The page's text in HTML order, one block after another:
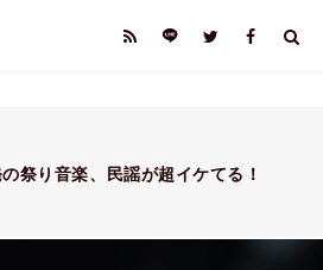
祭り音楽、民謡が超イケてる！